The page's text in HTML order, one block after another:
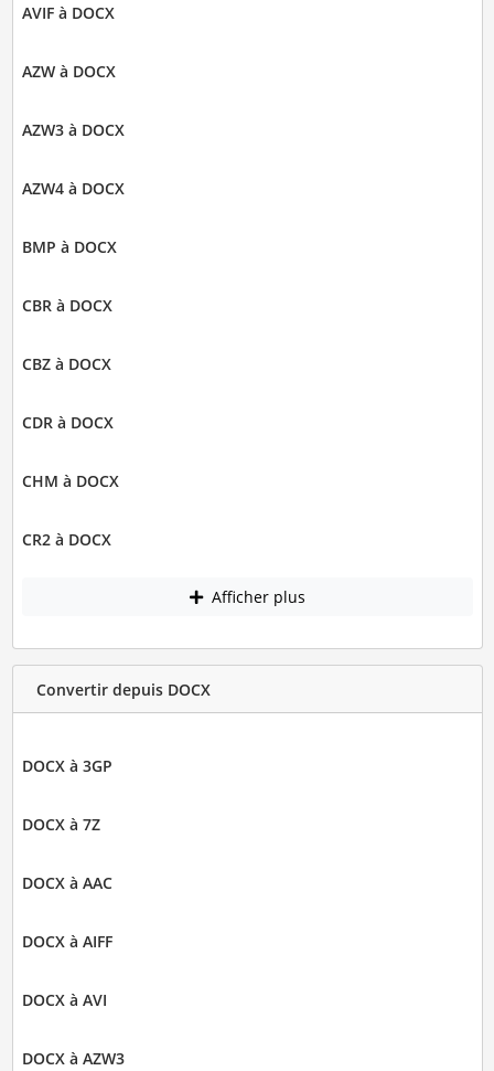
AVIF à DOCX
AZW à DOCX
AZW3 à DOCX
AZW4 à DOCX
BMP à DOCX
CBR à DOCX
CBZ à DOCX
CDR à DOCX
CHM à DOCX
CR2 à DOCX
Afficher plus
Convertir depuis DOCX
DOCX à 3GP
DOCX à 7Z
DOCX à AAC
DOCX à AIFF
DOCX à AVI
DOCX à AZW3